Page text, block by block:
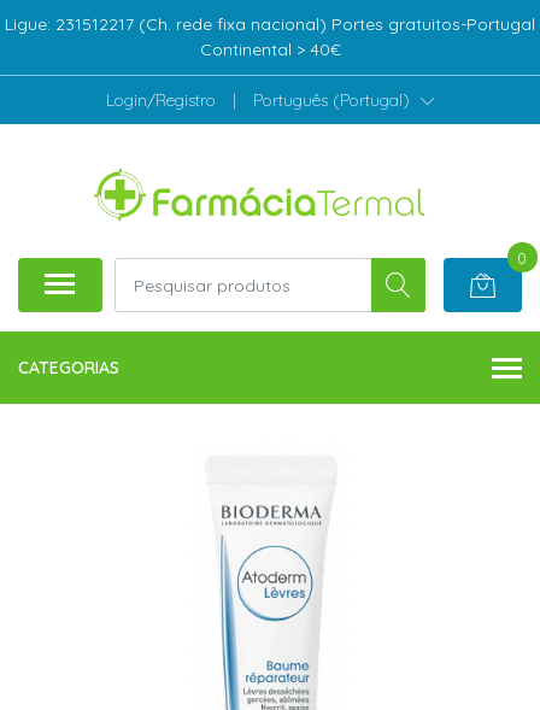
Ligue: 231512217 (Ch. rede fixa nacional) Portes gratuitos-Portugal
Continental > 40€
Login/Registro | Português (Portugal)
0
CATEGORIAS